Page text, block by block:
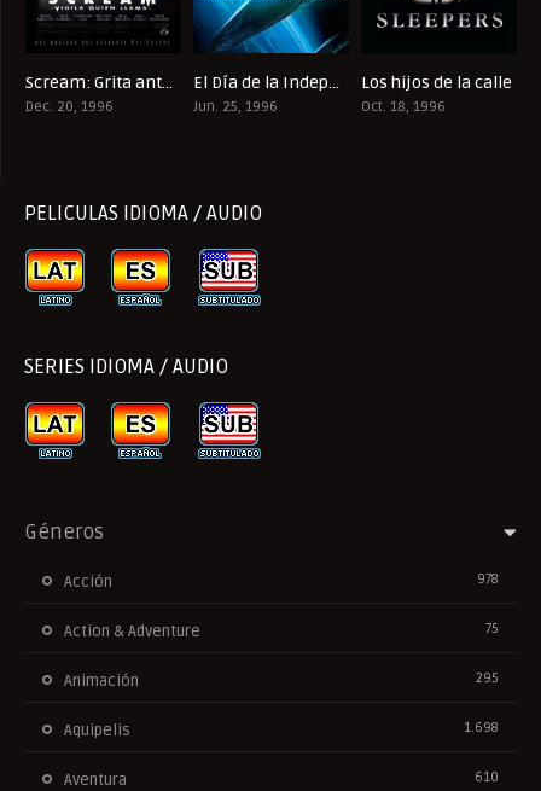
7.4
Scream: Grita antes de morir
Dec. 20, 1996
7
El Día de la Independencia
Jun. 25, 1996
7.5
Los hijos de la calle
Oct. 18, 1996
PELICULAS IDIOMA / AUDIO
SERIES IDIOMA / AUDIO
Géneros
Acción 978
Action & Adventure 75
Animación 295
Aquipelis 1.698
Aventura 610